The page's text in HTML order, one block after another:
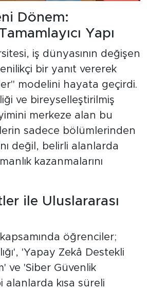
Dönem:
Yapı
iş dünyasının değişen
bir yanıt vererek
modelini hayata geçirdi.
ve bireyselleştirilmiş
merkeze alan bu
sadece bölümlerinden
değil, belirli alanlarda
kazanmalarını
ile Uluslararası
öğrenciler;
'Yapay Zekâ Destekli
ve 'Siber Güvenlik
alanlarda kısa süreli